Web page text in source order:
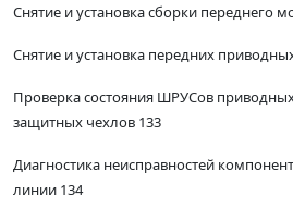
Снятие и установка сборки переднего
Снятие и установка передних
Проверка состояния ШРУСов
защитных чехлов 133
Диагностика неисправностей
линии 134